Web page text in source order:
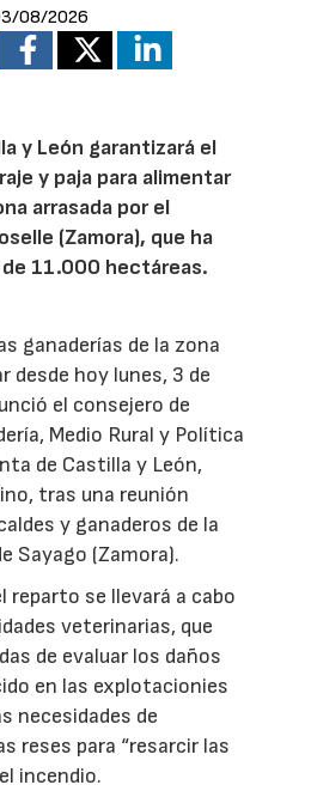
08/2026
y León garantizará el
y paja para alimentar
arrasada por el
(Zamora), que ha
11.000 hectáreas.
ganaderías de la zona
desde hoy lunes, 3 de
el consejero de
Medio Rural y Política
de Castilla y León,
tras una reunión
y ganaderos de la
Sayago (Zamora).
reparto se llevará a cabo
veterinarias, que
de evaluar los daños
en las explotacionies
necesidades de
reses para “resarcir las
incendio.